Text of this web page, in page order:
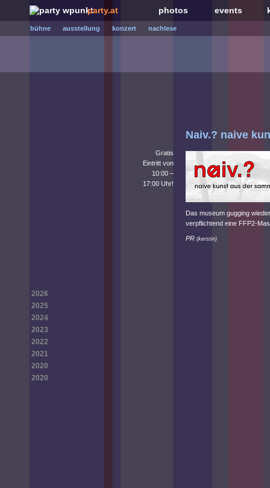
party.at photos events
bühne ausstellung konzert nachlese
2026
2025
2024
2023
2022
2021
2020
2020
Naiv.? naive
Gratis
Eintritt von
10:00 –
17:00 Uhr!
Das museum gugging
verpflichtend eine FFP2-
PR (kerstin)